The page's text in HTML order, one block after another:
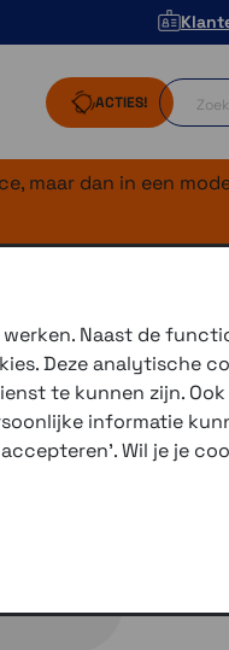
ACTIES!
maar dan in een
Naast de
Deze analytische
te kunnen zijn.
informatie
Wil je je